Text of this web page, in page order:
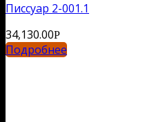
Писсуар 2-001.1
34,130.00Р
Подробнее